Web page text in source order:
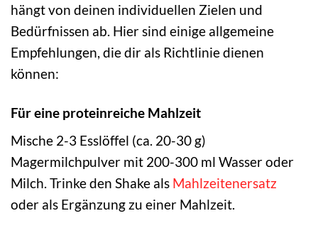
hängt von deinen individuellen Zielen und
Bedürfnissen ab. Hier sind einige allgemeine
Empfehlungen, die dir als Richtlinie dienen
können:
Für eine proteinreiche Mahlzeit
Mische 2-3 Esslöffel (ca. 20-30 g)
Magermilchpulver mit 200-300 ml Wasser oder
Milch. Trinke den Shake als Mahlzeitenersatz
oder als Ergänzung zu einer Mahlzeit.